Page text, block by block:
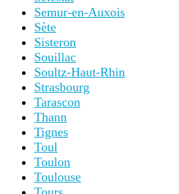
Semur-en-Auxois
Sète
Sisteron
Souillac
Soultz-Haut-Rhin
Strasbourg
Tarascon
Thann
Tignes
Toul
Toulon
Toulouse